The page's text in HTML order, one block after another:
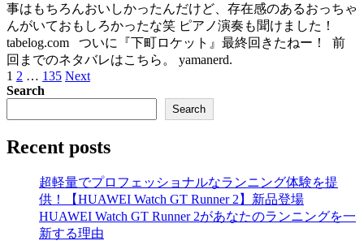
事はもちろんおいしかったんだけど、存在感のあるおっちゃ
んがいておもしろかったな笑 ピアノ演奏も聞けました！
tabelog.com ついに『下町ロケット』最終回きたねー！ 前
回までのネタバレはこちら。 yamanerd.
Posts
pagination
1 2 … 135 Next
Search
Search
Recent posts
超軽量でプロフェッショナルなランニング体験を提
供！【HUAWEI Watch GT Runner 2】新品登場
HUAWEI Watch GT Runner 2があなたのランニングを一
新する理由